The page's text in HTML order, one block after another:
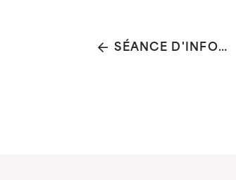
SÉANCE D'INFORMATION GRATUITE SUR LE PARTAGE ÉLECTRONIQUE DES DONNÉES DE SANTÉ (RÉSEAUX DE SANTÉ, LE PARTAGE SÉCURISÉ DES DONNÉES, ETC.)